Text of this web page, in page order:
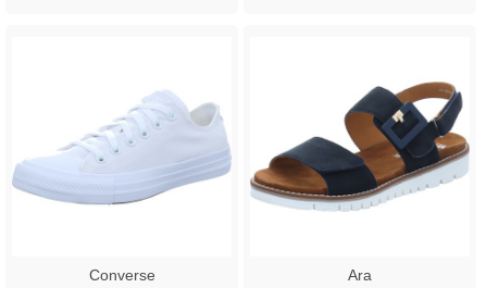
Converse Ara